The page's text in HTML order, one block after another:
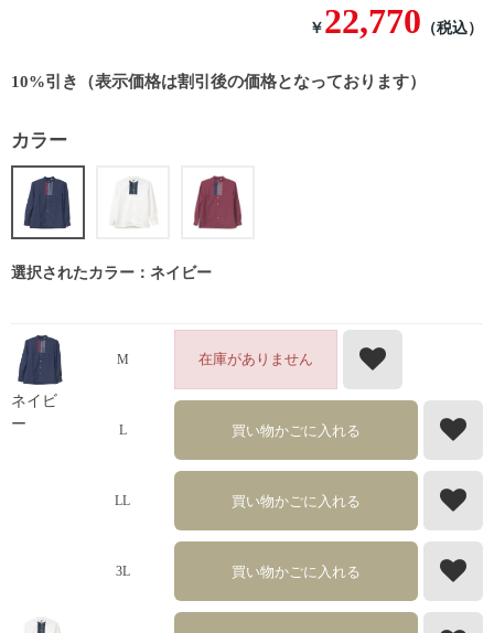
10%引き（表示価格は割引後の価格となっております）
￥ 22,770 （税込）
カラー
選択されたカラー：ネイビー
ネイビ
ー
M 在庫がありません
L 買い物かごに入れる
LL 買い物かごに入れる
3L 買い物かごに入れる